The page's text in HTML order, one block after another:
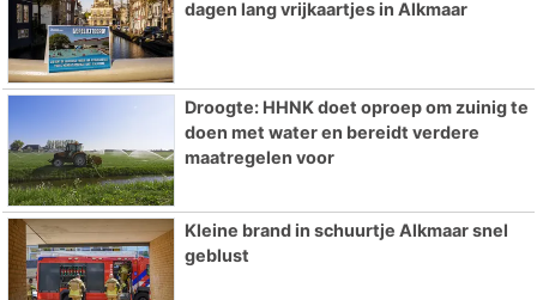
dagen lang vrijkaartjes in Alkmaar
Droogte: HHNK doet oproep om zuinig te
doen met water en bereidt verdere
maatregelen voor
Kleine brand in schuurtje Alkmaar snel
geblust